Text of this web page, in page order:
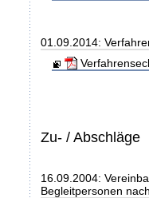
01.09.2014:
Zu- / Abschläge
16.09.2004:
Begleitpersonen